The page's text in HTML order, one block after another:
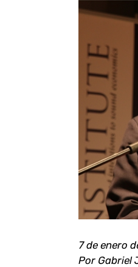
Ver
imagen
grande
7 de enero
Por Gabriel